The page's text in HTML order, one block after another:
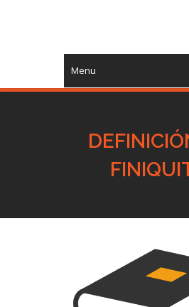
Menu